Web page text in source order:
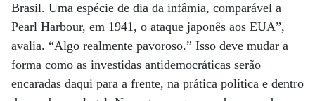
Brasil. Uma espécie de dia da infâmia, comparável a
Pearl Harbour, em 1941, o ataque japonês aos EUA”,
avalia. “Algo realmente pavoroso.” Isso deve mudar a
forma como as investidas antidemocráticas serão
encaradas daqui para a frente, na prática política e dentro